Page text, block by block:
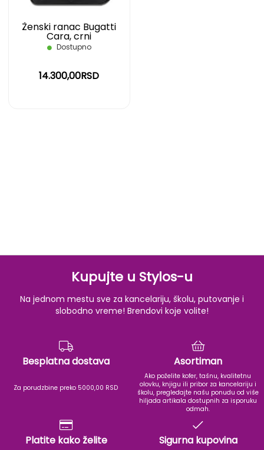
Ženski ranac Bugatti
Cara, crni
Dostupno
14.300,00RSD
Kupujte u Stylos-u
Na jednom mestu sve za kancelariju, školu, putovanje i
slobodno vreme! Brendovi koje volite!
Besplatna dostava
Za porudzbine preko 5000,00 RSD
Asortiman
Ako poželite kofer, tašnu, kvalitetnu
olovku, knjigu ili pribor za kancelariju i
školu, pregledajte našu ponudu od više
hiljada artikala dostupnih za isporuku
odmah.
Platite kako želite Sigurna kupovina